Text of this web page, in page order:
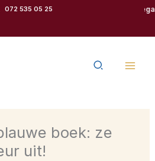
072 535 05 25
Zoeken
boek: ze
uit!